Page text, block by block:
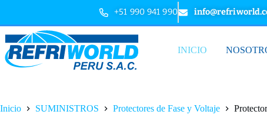
+51 990 941 990
INICIO
Inicio SUMINISTROS Protectores de Fase y Voltaje